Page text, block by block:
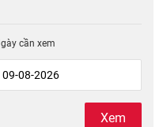
cần xem
Xem